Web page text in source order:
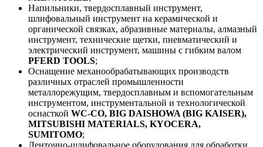
Напильники, твердосплавный инструмент,
шлифовальный инструмент на керамической и
органической связках, абразивные материалы, алмазный
инструмент, технические щетки, пневматический и
электрический инструмент, машины с гибким валом
PFERD TOOLS;
Оснащение механообрабатывающих производств
различных отраслей промышленности
металлорежущим, твердосплавным и вспомогательным
инструментом, инструментальной и технологической
оснасткой WC-CO, BIG DAISHOWA (BIG KAISER),
MITSUBISHI MATERIALS, KYOCERA,
SUMITOMO;
Ленточно-шлифовальное оборудования для обработки